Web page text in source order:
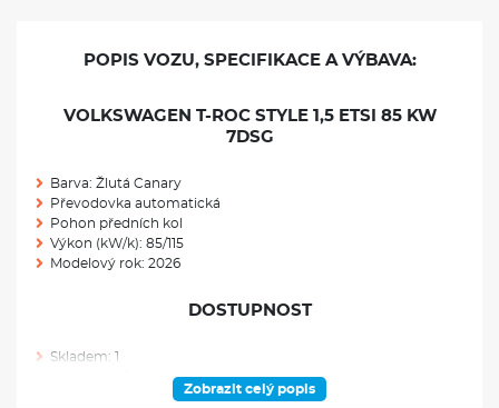
POPIS VOZU, SPECIFIKACE A VÝBAVA:
VOLKSWAGEN T-ROC STYLE 1,5 ETSI 85 KW
7DSG
Barva: Žlutá Canary
Převodovka automatická
Pohon předních kol
Výkon (kW/k): 85/115
Modelový rok: 2026
DOSTUPNOST
Skladem: 1
Zobrazit celý popis